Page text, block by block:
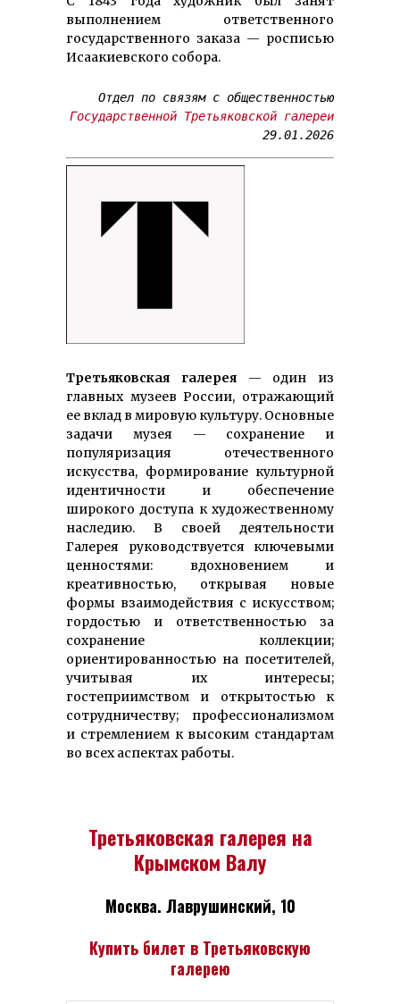
выполнением ответственного
государственного заказа — росписью
Исаакиевского собора.
Государственной Третьяковской галереи
Третьяковская галерея— один из
главных музеев России, отражающий
ее вклад в мировую культуру. Основные
задачи музея — сохранение и
популяризация отечественного
искусства, формирование культурной
идентичности и обеспечение
широкого доступа к художественному
наследию. В своей деятельности
Галерея руководствуется ключевыми
ценностями: вдохновением и
креативностью, открывая новые
формы взаимодействия с искусством;
гордостью и ответственностью за
сохранение коллекции;
ориентированностью на посетителей,
учитывая их интересы;
гостеприимством и открытостью к
сотрудничеству; профессионализмом
и стремлением к высоким стандартам
во всех аспектах работы.
Третьяковская галерея на
Крымском Валу
Москва. Лаврушинский, 10
Купить билет в Третьяковскую
галерею